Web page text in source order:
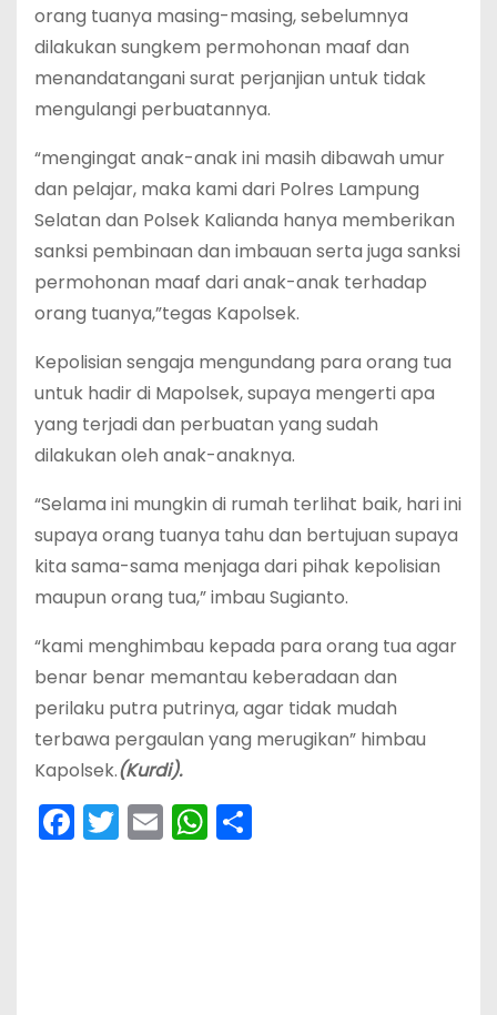
orang tuanya masing-masing, sebelumnya
dilakukan sungkem permohonan maaf dan
menandatangani surat perjanjian untuk tidak
mengulangi perbuatannya.
“mengingat anak-anak ini masih dibawah umur
dan pelajar, maka kami dari Polres Lampung
Selatan dan Polsek Kalianda hanya memberikan
sanksi pembinaan dan imbauan serta juga sanksi
permohonan maaf dari anak-anak terhadap
orang tuanya,”tegas Kapolsek.
Kepolisian sengaja mengundang para orang tua
untuk hadir di Mapolsek, supaya mengerti apa
yang terjadi dan perbuatan yang sudah
dilakukan oleh anak-anaknya.
“Selama ini mungkin di rumah terlihat baik, hari ini
supaya orang tuanya tahu dan bertujuan supaya
kita sama-sama menjaga dari pihak kepolisian
maupun orang tua,” imbau Sugianto.
“kami menghimbau kepada para orang tua agar
benar benar memantau keberadaan dan
perilaku putra putrinya, agar tidak mudah
terbawa pergaulan yang merugikan” himbau
Kapolsek.(Kurdi).
F
a
T
w
E
m
W
h